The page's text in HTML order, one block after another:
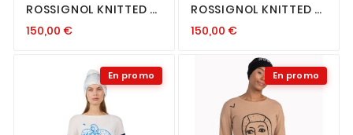
ROSSIGNOL KNITTED V
150,00 €
ROSSIGNOL KNITTED V
NAVY
150,00 €
En promo En promo